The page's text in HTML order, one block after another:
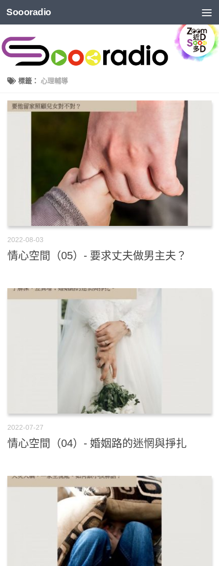
Soooradio
標籤： 心理輔導
2022-08-03
情心空間（05）- 要求丈夫做男主夫？
2022-07-27
情心空間（04）- 婚姻路的迷惘與掙扎